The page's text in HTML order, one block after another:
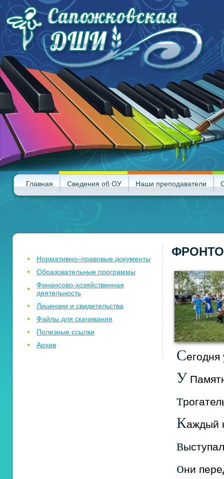
Главная Сведения об ОУ Наши преподаватели
Нормативно–правовые документы
Образовательные программы
Финансово-хозяйственная
деятельность
Лицензии и свидетельства
Файлы для скачивания
Полезные ссылки
Архив
Сегодня
У
т
Каждый
в
они